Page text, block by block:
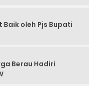
Baik oleh Pjs Bupati
Berau Hadiri